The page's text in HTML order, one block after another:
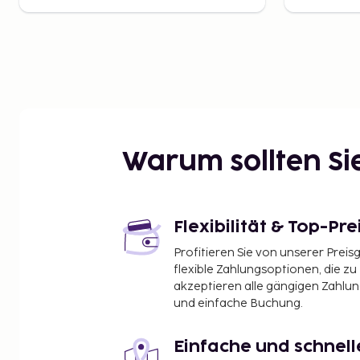
Warum sollten
Flexibilität & Top-
Profitieren Sie von unserer
flexible Zahlungsoptionen, die zu
akzeptieren alle gängigen
und einfache Buchung.
Einfache und